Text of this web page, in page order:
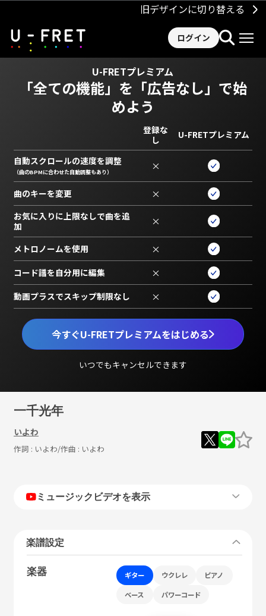
旧デザインに切り替える
ログイン
U-FRETプレミアム
「全ての機能」を 「広告なし」で始
めよう
今すぐU-FRETプレミアムをはじめる
いつでもキャンセルできます
登録な
し
U-FRETプレミアム
自動スクロールの速度を調整
（曲のBPMに合わせた自動調整もあり） ×
曲のキーを変更 ×
お気に入りに上限なしで曲を追
加
×
メトロノームを使用 ×
コード譜を自分用に編集 ×
動画プラスでスキップ制限なし ×
一千光年
いよわ
作詞 : いよわ/作曲 : いよわ
ミュージックビデオを表示
楽譜設定
楽器 ギター ウクレレ ピアノ
ベース パワーコード